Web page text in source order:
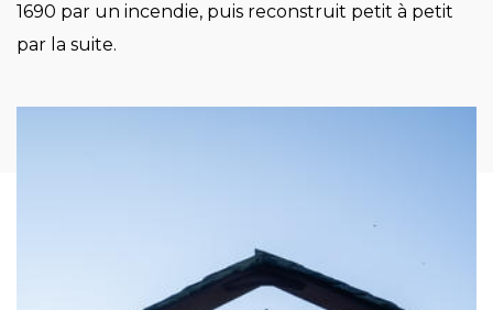
1690 par un incendie, puis reconstruit petit à petit
par la suite.